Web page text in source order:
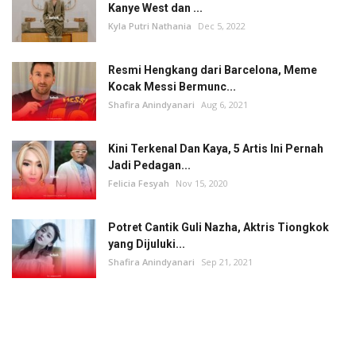
Kanye West dan ...
Kyla Putri Nathania Dec 5, 2022
Resmi Hengkang dari Barcelona, Meme
Kocak Messi Bermunc...
Shafira Anindyanari Aug 6, 2021
Kini Terkenal Dan Kaya, 5 Artis Ini Pernah
Jadi Pedagan...
Felicia Fesyah Nov 15, 2020
Potret Cantik Guli Nazha, Aktris Tiongkok
yang Dijuluki...
Shafira Anindyanari Sep 21, 2021